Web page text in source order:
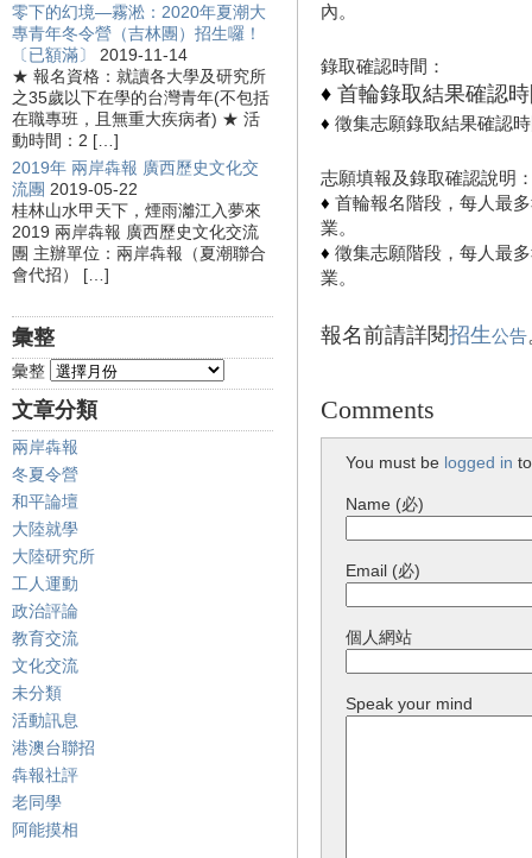
零下的幻境—霧淞：2020年夏潮大
專青年冬令營（吉林團）招生囉！
〔已額滿〕
2019-11-14
★ 報名資格：就讀各大學及研究所
之35歲以下在學的台灣青年(不包括
在職專班，且無重大疾病者) ★ 活
動時間：2 […]
2019年 兩岸犇報 廣西歷史文化交
流團 2019-05-22
桂林山水甲天下，煙雨灕江入夢來
2019 兩岸犇報 廣西歷史文化交流
團 主辦單位：兩岸犇報（夏潮聯合
會代招） […]
彙整
彙整
文章分類
兩岸犇報
冬夏令營
和平論壇
大陸就學
大陸研究所
工人運動
政治評論
教育交流
文化交流
未分類
活動訊息
港澳台聯招
犇報社評
老同學
阿能摸相
內。
錄取確認時間：
♦ 首輪錄取結果確認
♦ 徵集志願錄取結果確認
志願填報及錄取確認說明
♦ 首輪報名階段，每人最
業。
♦ 徵集志願階段，每人最
業。
報名前請詳閱招生公告
Comments
You must be logged in
Name (必)
Email (必)
個人網站
Speak your mind